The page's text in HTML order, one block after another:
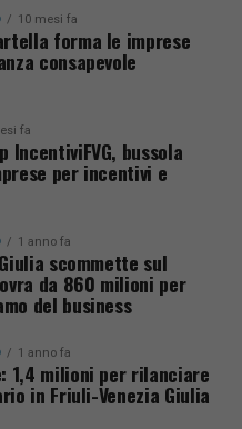
10 mesi fa
forma le imprese
consapevole
fa
IncentiviFVG, bussola
per incentivi e
1 anno fa
scommette sul
da 860 milioni per
del business
1 anno fa
1,4 milioni per rilanciare
in Friuli-Venezia Giulia